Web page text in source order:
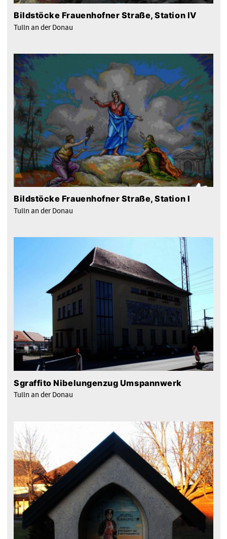
Bildstöcke Frauenhofner Straße, Station IV
Tulln an der Donau
Bildstöcke Frauenhofner Straße, Station I
Tulln an der Donau
Sgraffito Nibelungenzug Umspannwerk
Tulln an der Donau